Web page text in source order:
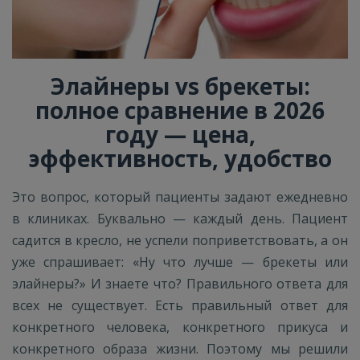
Элайнеры vs брекеты:
полное сравнение в 2026
году — цена,
эффективность, удобство
Это вопрос, который пациенты задают ежедневно
в клиниках. Буквально — каждый день. Пациент
садится в кресло, не успели поприветствовать, а он
уже спрашивает: «Ну что лучше — брекеты или
элайнеры?» И знаете что? Правильного ответа для
всех не существует. Есть правильный ответ для
конкретного человека, конкретного прикуса и
конкретного образа жизни. Поэтому мы решили